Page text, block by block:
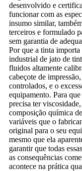
desenvolvido e
funcionar com as
insumo similar,
terceiros e formulado
sem garantia de
Por que a tinta importa
industrial de jato de
fluidos altamente
cabeçote de
controlados, e o
equipamento. Para
precisa ter
composição química
variáveis que o
original para o seu
mesmo que ela
garantir que todas
as consequências
acontece na prática